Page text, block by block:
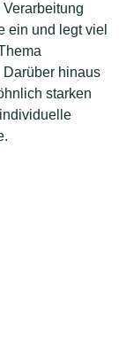
ein und legt viel
Darüber hinaus
starken